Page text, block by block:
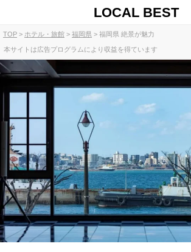
LOCAL BEST
TOP ホテル・旅館 福岡県 福岡県 絶景が魅力
本サイトは広告プログラムにより収益を得ています